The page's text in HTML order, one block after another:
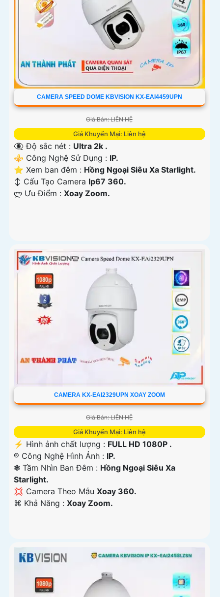
CAMERA SPEED DOME KBVISION KX-EAI4459UPN
Giá Bán: LIÊN HỆ
Giá Khuyến Mại: Liên hệ
👁️‍🗨 Độ sắc nét : Ultra 2k .
⚜️ Công Nghệ Sử Dụng : IP.
⭐ Xem ban đêm : Hồng Ngoại Siêu Xa Starlight.
↕️ Cấu Tạo Camera Ip67 360.
️ლ Ưu Điểm : Xoay Zoom.
CAMERA KX-EAI2329UPN XOAY ZOOM
Giá Bán: LIÊN HỆ
Giá Khuyến Mại: Liên hệ
️⚡ Hình ảnh chất lượng : FULL HD 1080P .
®️ Công Nghệ Hình Ảnh : IP.
❃ Tầm Nhìn Ban Đêm : Hồng Ngoại Siêu Xa
Starlight.
💢 Camera Theo Mẫu Xoay 360.
️⌘ Khả Năng : Xoay Zoom.